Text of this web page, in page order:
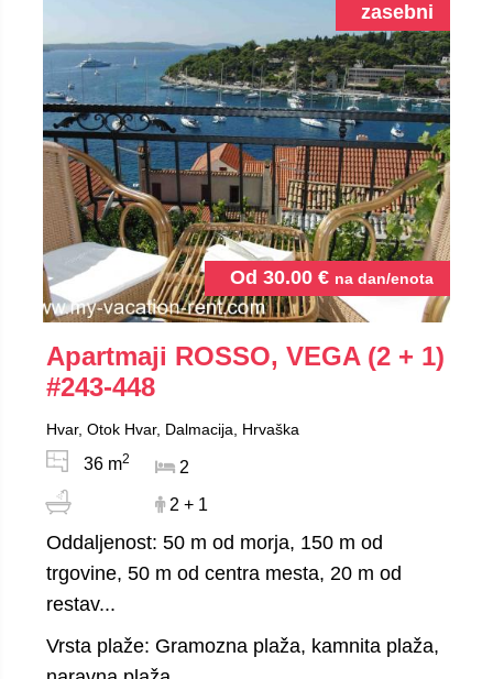
Od 30.00 € na dan/enota
zasebni
Apartmaji ROSSO, VEGA (2 + 1)
#243-448
Hvar, Otok Hvar, Dalmacija, Hrvaška
36 m2
2
2 + 1
Oddaljenost: 50 m od morja, 150 m od
trgovine, 50 m od centra mesta, 20 m od
restav...
Vrsta plaže: Gramozna plaža, kamnita plaža,